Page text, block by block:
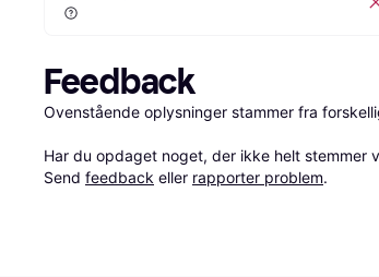
Feedback
Ovenstående oplysninger stammer fra
Har du opdaget noget, der ikke helt stemmer
Send feedback eller rapporter problem.